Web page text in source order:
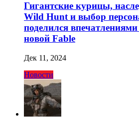
Гигантские курицы,
Wild Hunt и выбор
поделился
новой Fable
Дек 11, 2024
Новости